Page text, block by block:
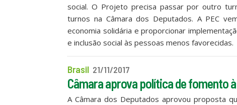
social. O Projeto precisa passar por outro
turnos na Câmara dos Deputados. A PEC
economia solidária e proporcionar
e inclusão social às pessoas menos favorecidas.
Brasil 21/11/2017
Câmara aprova política de fomento
A Câmara dos Deputados aprovou proposta